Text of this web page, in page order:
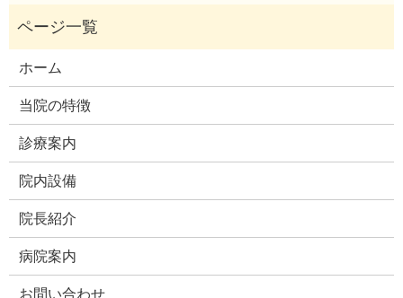
ホーム
当院の特徴
診療案内
院内設備
院長紹介
病院案内
お問い合わせ